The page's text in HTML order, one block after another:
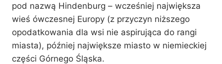
pod nazwą Hindenburg – wcześniej największa
wieś ówczesnej Europy (z przyczyn niższego
opodatkowania dla wsi nie aspirująca do rangi
miasta), później największe miasto w niemieckiej
części Górnego Śląska.